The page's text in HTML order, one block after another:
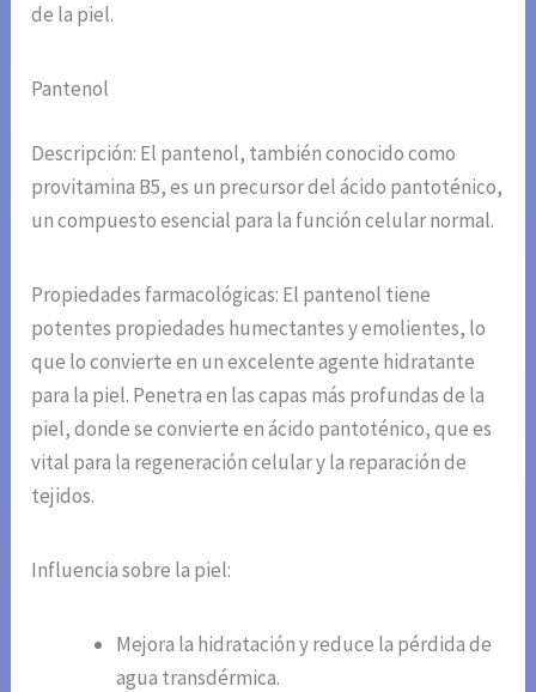
de la piel.
Pantenol
Descripción: El pantenol, también conocido como
provitamina B5, es un precursor del ácido pantoténico,
un compuesto esencial para la función celular normal.
Propiedades farmacológicas: El pantenol tiene
potentes propiedades humectantes y emolientes, lo
que lo convierte en un excelente agente hidratante
para la piel. Penetra en las capas más profundas de la
piel, donde se convierte en ácido pantoténico, que es
vital para la regeneración celular y la reparación de
tejidos.
Influencia sobre la piel:
Mejora la hidratación y reduce la pérdida de
agua transdérmica.